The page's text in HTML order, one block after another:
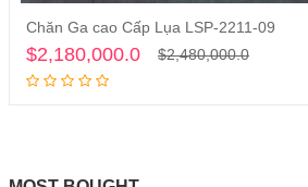
Thêm vào giỏ
Chăn Ga cao Cấp Lụa LSP-2211-09
$2,180,000.0 $2,480,000.0